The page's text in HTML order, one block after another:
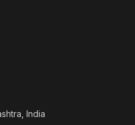
India